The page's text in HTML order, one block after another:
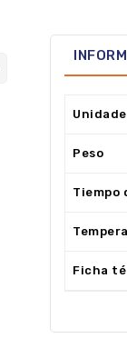
Peso
Tiempo
Ficha